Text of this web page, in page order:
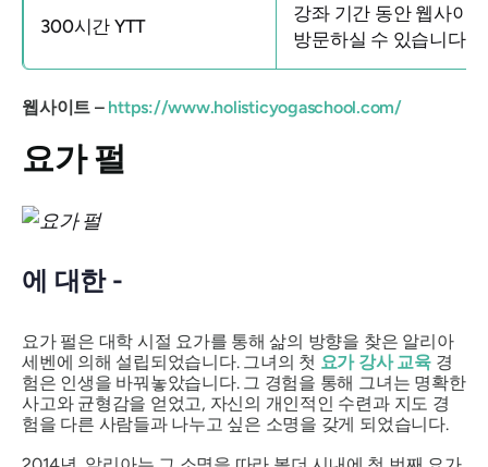
300시간 YTT
강좌 기간 동안 웹사이
방문하실 수 있습니다.
웹사이트 – https://www.holisticyogaschool.com/
요가 펄
에 대한 -
요가 펄은 대학 시절 요가를 통해 삶의 방향을 찾은 알리아
세벤에 의해 설립되었습니다. 그녀의 첫 요가 강사 교육경
험은 인생을 바꿔놓았습니다. 그 경험을 통해 그녀는 명확한
사고와 균형감을 얻었고, 자신의 개인적인 수련과 지도 경
험을 다른 사람들과 나누고 싶은 소명을 갖게 되었습니다.